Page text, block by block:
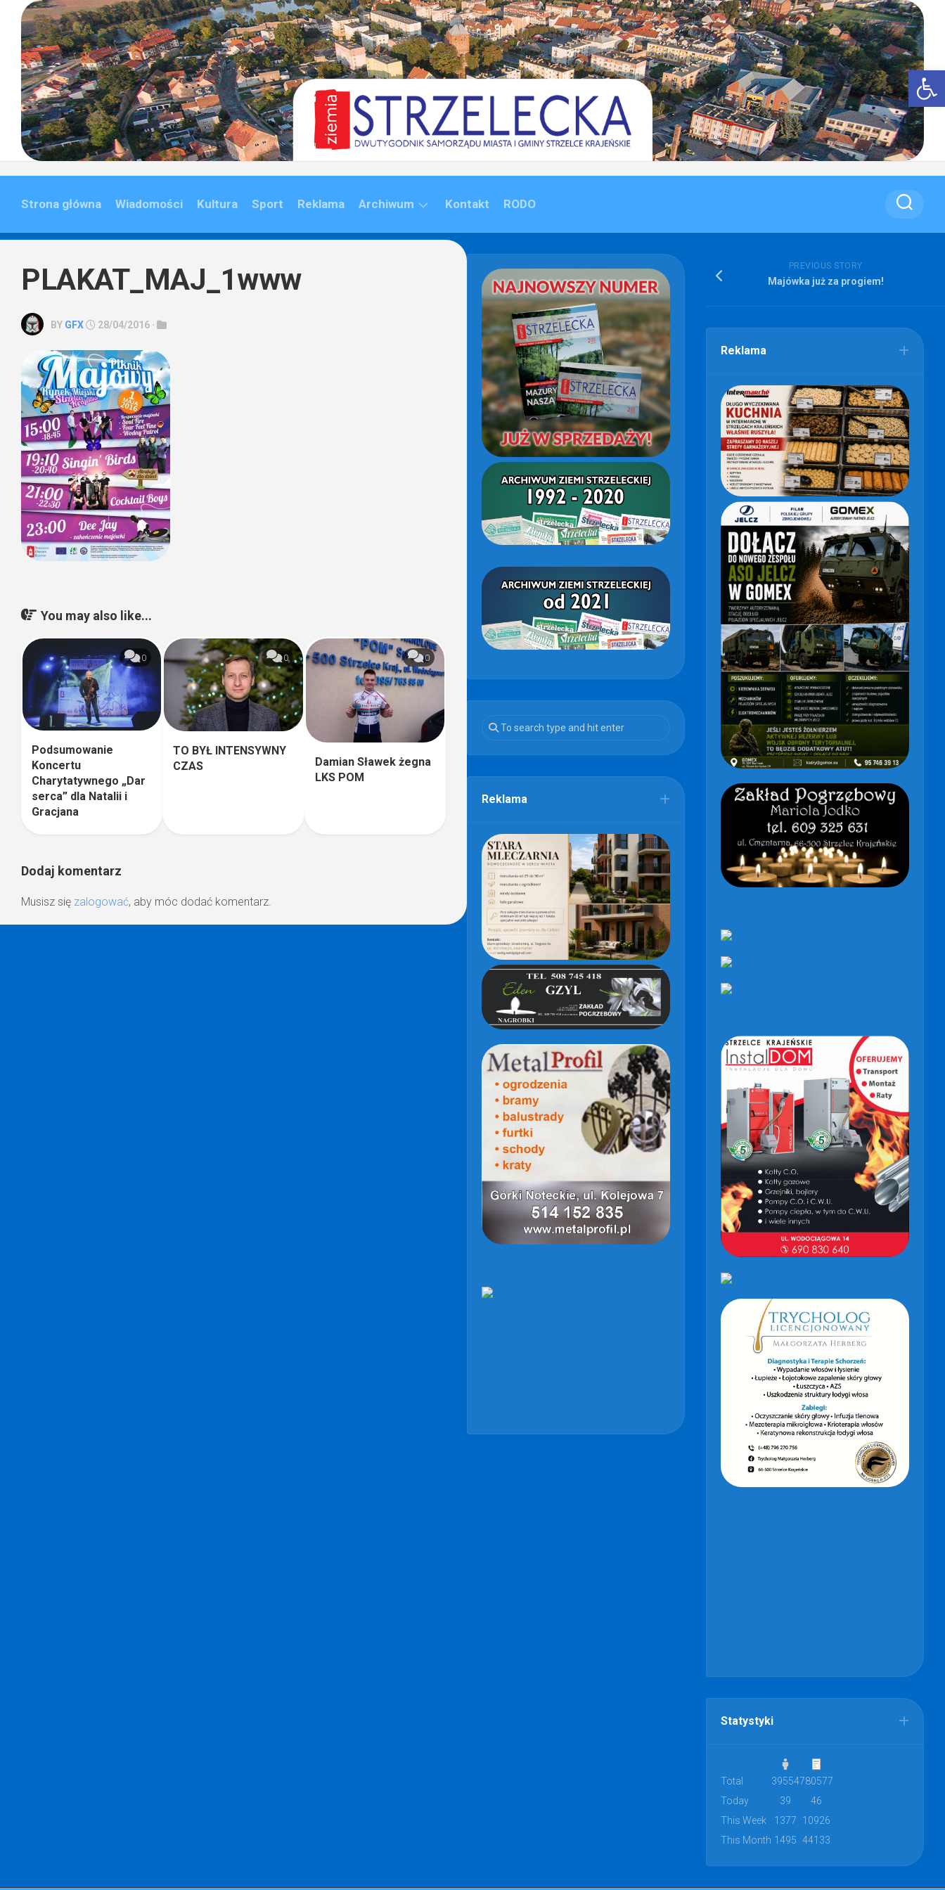
content
Strona główna Wiadomości Kultura Sport Reklama Archiwum Kontakt RODO
PLAKAT_MAJ_1www
BY GFX 28/04/2016 ·
You may also like...
0
Podsumowanie
Koncertu
Charytatywnego „Dar
serca” dla Natalii i
Gracjana
0
TO BYŁ INTENSYWNY
CZAS
0
Damian Sławek żegna
LKS POM
Dodaj komentarz
Musisz się zalogować, aby móc dodać komentarz.
PREVIOUS STORY
Majówka już za progiem!
Reklama
Statystyki
Total 39554780577
Today
39
46
This Week
1377
10926
This Month 1495 44133
Reklama